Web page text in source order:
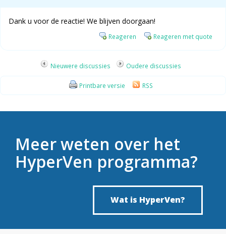
Dank u voor de reactie! We blijven doorgaan!
Reageren Reageren met quote
Nieuwere discussies Oudere discussies
Printbare versie RSS
Meer weten over het
HyperVen programma?
Wat is HyperVen?